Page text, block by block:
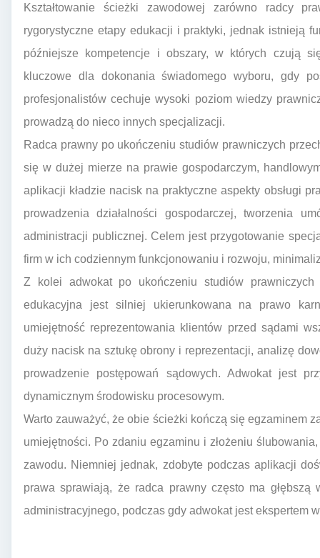
Kształtowanie ścieżki zawodowej zarówno radcy
rygorystyczne etapy edukacji i praktyki, jednak istnieją
późniejsze kompetencje i obszary, w których czują
kluczowe dla dokonania świadomego wyboru, gdy
profesjonalistów cechuje wysoki poziom wiedzy
prowadzą do nieco innych specjalizacji.
Radca prawny po ukończeniu studiów prawniczych
się w dużej mierze na prawie gospodarczym,
aplikacji kładzie nacisk na praktyczne aspekty obsługi
prowadzenia działalności gospodarczej, tworzenia
administracji publicznej. Celem jest przygotowanie
firm w ich codziennym funkcjonowaniu i rozwoju,
Z kolei adwokat po ukończeniu studiów
edukacyjna jest silniej ukierunkowana na prawo
umiejętność reprezentowania klientów przed sądami
duży nacisk na sztukę obrony i reprezentacji, analizę
prowadzenie postępowań sądowych. Adwokat jest
dynamicznym środowisku procesowym.
Warto zauważyć, że obie ścieżki kończą się egzaminem
umiejętności. Po zdaniu egzaminu i złożeniu
zawodu. Niemniej jednak, zdobyte podczas aplikacji
prawa sprawiają, że radca prawny często ma
administracyjnego, podczas gdy adwokat jest ekspertem